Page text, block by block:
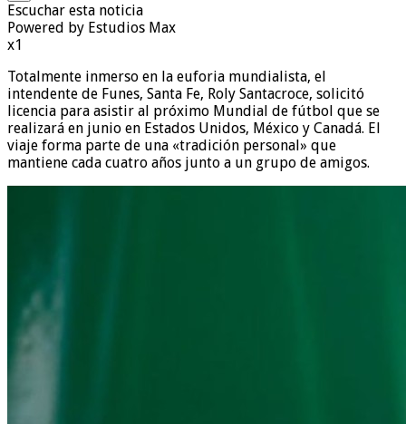
Escuchar esta noticia
Powered by Estudios Max
x1
Totalmente inmerso en la euforia mundialista, el
intendente de Funes, Santa Fe, Roly Santacroce, solicitó
licencia para asistir al próximo Mundial de fútbol que se
realizará en junio en Estados Unidos, México y Canadá. El
viaje forma parte de una «tradición personal» que
mantiene cada cuatro años junto a un grupo de amigos.